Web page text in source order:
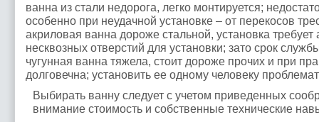
ванна из стали недорога, легко монтируется;
особенно при неудачной установке – от перекосов
акриловая ванна дороже стальной, установка требует
несквозных отверстий для установки; зато срок
чугунная ванна тяжела, стоит дороже прочих и при
долговечна; установить ее одному человеку
Выбирать ванну следует с учетом приведенных
внимание стоимость и собственные технические